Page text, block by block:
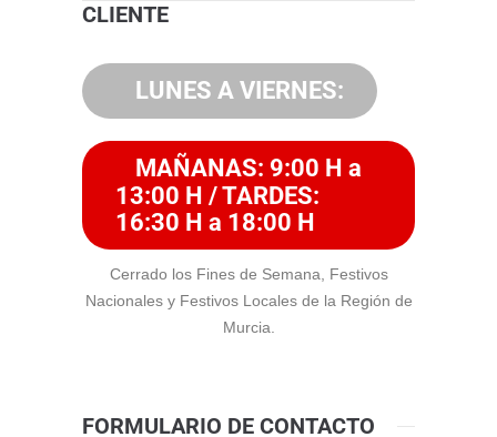
CLIENTE
LUNES A VIERNES:
MAÑANAS: 9:00 H a
13:00 H / TARDES:
16:30 H a 18:00 H
Cerrado los Fines de Semana, Festivos
Nacionales y Festivos Locales de la Región de
Murcia.
FORMULARIO DE CONTACTO